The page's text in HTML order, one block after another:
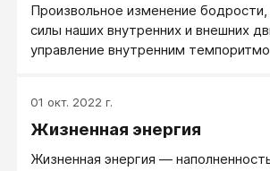
Произвольное изменение бодрости,
силы наших внутренних и внешних
управление внутренним
01 окт. 2022 г.
Жизненная энергия
Жизненная энергия —